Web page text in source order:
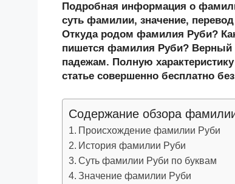
n
o
kl
a
ss
ni
ki
c
e
b
o
o
k
tt
er
g
g
er
e
J
o
ur
n
al
Подробная информация о
суть фамилии, значение,
Откуда родом фамилия Руби?
пишется фамилия Руби? Верный
падежам. Полную
статье совершенно бесплатно
Содержание обзора
Происхождение фамилии Руби
История фамилии Руби
Суть фамилии Руби по буквам
Значение фамилии Руби